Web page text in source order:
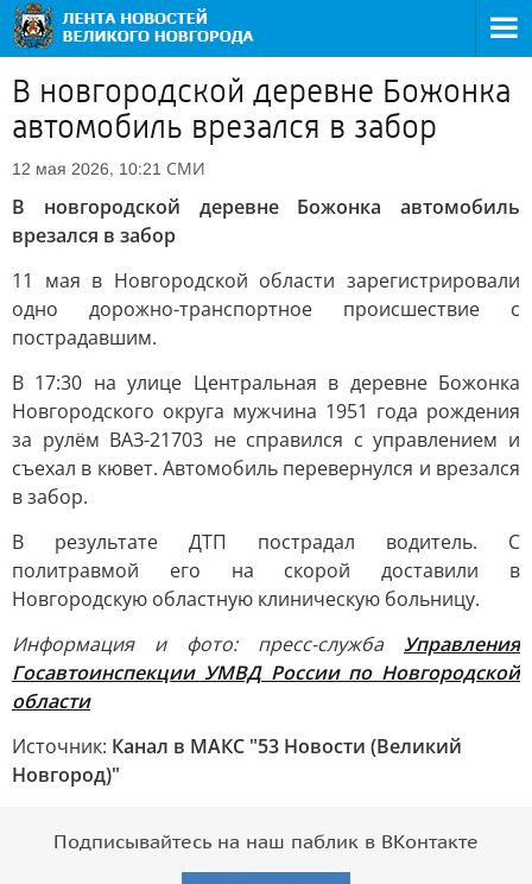
В новгородской деревне Божонка
автомобиль врезался в забор
12 мая 2026, 10:21 СМИ
В новгородской деревне Божонка автомобиль
врезался в забор
11 мая в Новгородской области зарегистрировали
одно дорожно-транспортное происшествие с
пострадавшим.
В 17:30 на улице Центральная в деревне Божонка
Новгородского округа мужчина 1951 года рождения
за рулём ВАЗ-21703 не справился с управлением и
съехал в кювет. Автомобиль перевернулся и врезался
в забор.
В результате ДТП пострадал водитель. С
политравмой его на скорой доставили в
Новгородскую областную клиническую больницу.
Информация и фото: пресс-служба Управления
Госавтоинспекции УМВД России по Новгородской
области
Источник: Канал в МАКС "53 Новости (Великий
Новгород)"
Подписывайтесь на наш паблик в ВКонтакте